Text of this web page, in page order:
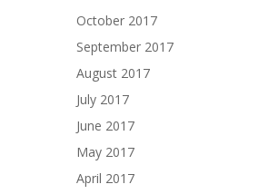
October 2017
September 2017
August 2017
July 2017
June 2017
May 2017
April 2017